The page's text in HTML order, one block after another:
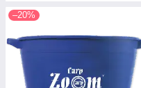
–20%